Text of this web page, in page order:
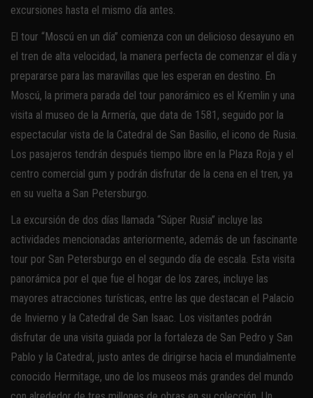
excursiones hasta el mismo día antes.
El tour “Moscú en un día” comienza con un delicioso desayuno en
el tren de alta velocidad, la manera perfecta de comenzar el día y
prepararse para las maravillas que les esperan en destino. En
Moscú, la primera parada del tour panorámico es el Kremlin y una
visita al museo de la Armería, que data de 1581, seguido por la
espectacular vista de la Catedral de San Basilio, el icono de Rusia.
Los pasajeros tendrán después tiempo libre en la Plaza Roja y el
centro comercial gum y podrán disfrutar de la cena en el tren, ya
en su vuelta a San Petersburgo.
La excursión de dos días llamada “Súper Rusia” incluye las
actividades mencionadas anteriormente, además de un fascinante
tour por San Petersburgo en el segundo día de escala. Esta visita
panorámica por el que fue el hogar de los zares, incluye las
mayores atracciones turísticas, entre las que destacan el Palacio
de Invierno y la Catedral de San Isaac. Los visitantes podrán
disfrutar de una visita guiada por la fortaleza de San Pedro y San
Pablo y la Catedral, justo antes de dirigirse hacia el mundialmente
conocido Hermitage, uno de los museos más grandes del mundo